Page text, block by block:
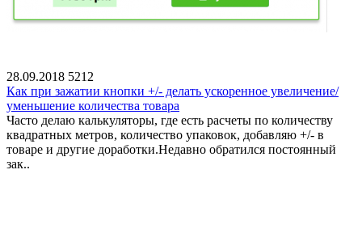
28.09.2018 5212
Как при зажатии кнопки +/- делать ускоренное увеличение/
уменьшение количества товара
Часто делаю калькуляторы, где есть расчеты по количеству
квадратных метров, количество упаковок, добавляю +/- в
товаре и другие доработки.Недавно обратился постоянный
зак..